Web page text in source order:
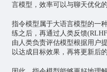
言模型，效率可以与聊天优化
指令模型属于大语言模型的一
练之后，再通过人类反馈
由人类负责评估模型根据用户
以达成目标效果，再将更新后